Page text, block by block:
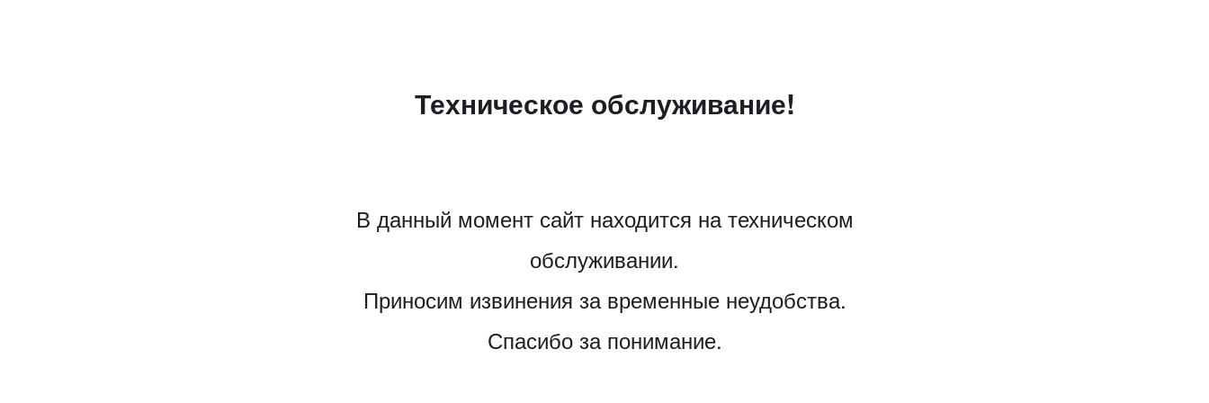
Техническое обслуживание!
В данный момент сайт находится на техническом
обслуживании.
Приносим извинения за временные неудобства.
Спасибо за понимание.